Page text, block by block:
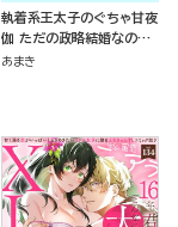
執着系王太子のぐちゃ甘夜
伽 ただの政略結婚なのに
溺愛は想定外です
あまき